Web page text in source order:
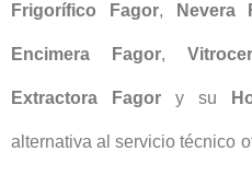
Frigorífico Fagor, Nevera
Encimera Fagor,
Extractora Fagory su
alternativa al servicio técnico